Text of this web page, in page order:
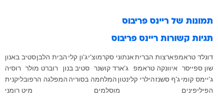
תמונות של ריינס פריבוס
תגיות קשורות ריינס פריבוס
דונלד טראמפארצות הבריתאנתוני סקרמוצ'יג'ון קלי הבית הלבןסטיב באנון
שון ספייסר
איוונקה טראמפ ג'ארד קושנר סטיב בנון רוברט מולר רוסיה
ג'יימס קומיג'ף סשנזהילרי קלינטון המלחמה בסוריה המפלגה הרפובליקנית
הפיליפינים
מוסלמים מיט רומני